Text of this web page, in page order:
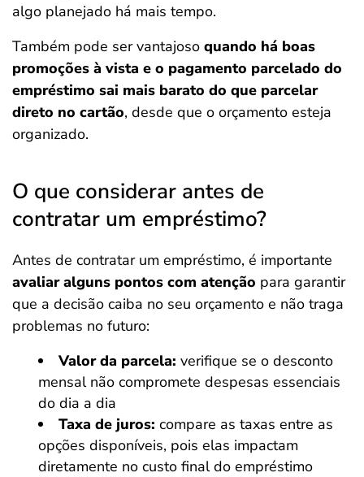
algo planejado há mais tempo.
Também pode ser vantajoso quando há boas
promoções à vista e o pagamento parcelado do
empréstimo sai mais barato do que parcelar
direto no cartão, desde que o orçamento esteja
organizado.
O que considerar antes de
contratar um empréstimo?
Antes de contratar um empréstimo, é importante
avaliar alguns pontos com atenção para garantir
que a decisão caiba no seu orçamento e não traga
problemas no futuro:
Valor da parcela: verifique se o desconto
mensal não compromete despesas essenciais
do dia a dia
Taxa de juros: compare as taxas entre as
opções disponíveis, pois elas impactam
diretamente no custo final do empréstimo